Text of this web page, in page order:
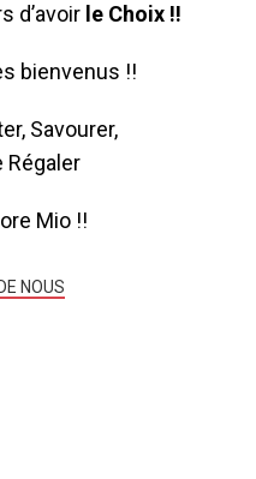
d’avoir le Choix !!
bienvenus !!
Savourer,
Régaler
Mio !!
NOUS